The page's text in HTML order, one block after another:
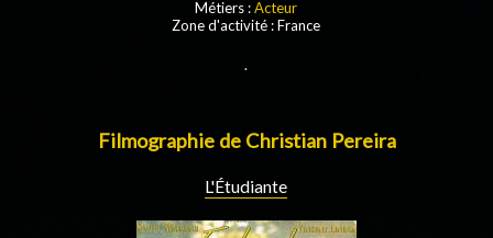
Métiers :Acteur
Zone d'activité : France
.
Filmographie de Christian Pereira
L'Étudiante